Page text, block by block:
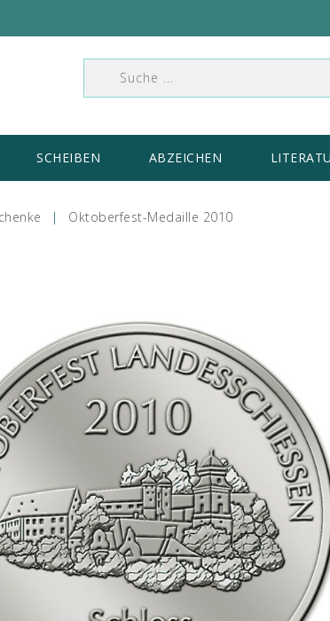
SCHEIBEN ABZEICHEN
Oktoberfest-Medaille 2010